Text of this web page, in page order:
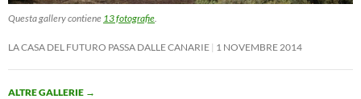
Questa gallery contiene 13 fotografie
LA CASA DEL FUTURO PASSA DALLE CANARIE 1 NOVEMBRE 2014
ALTRE GALLERIE →